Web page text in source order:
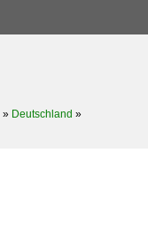
» Deutschland »